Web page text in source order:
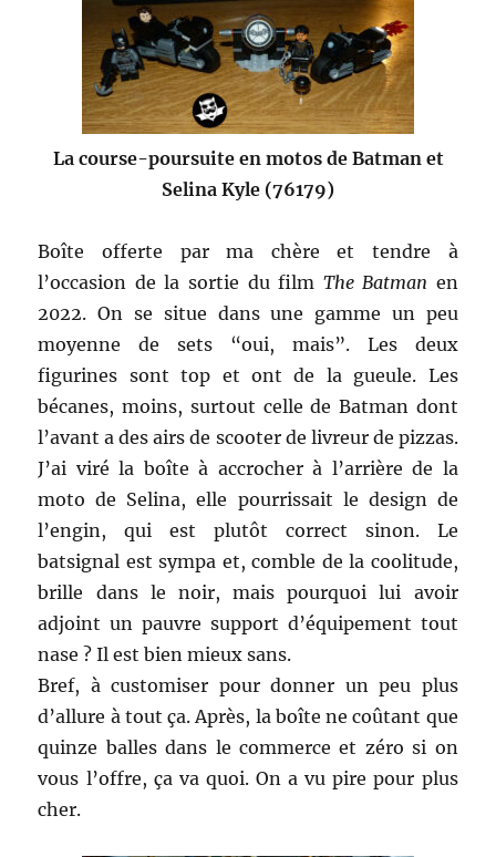
La course-poursuite en motos de Batman et
Selina Kyle (76179)
Boîte offerte par ma chère et tendre à
l’occasion de la sortie du film The Batman en
2022. On se situe dans une gamme un peu
moyenne de sets “oui, mais”. Les deux
figurines sont top et ont de la gueule. Les
bécanes, moins, surtout celle de Batman dont
l’avant a des airs de scooter de livreur de pizzas.
J’ai viré la boîte à accrocher à l’arrière de la
moto de Selina, elle pourrissait le design de
l’engin, qui est plutôt correct sinon. Le
batsignal est sympa et, comble de la coolitude,
brille dans le noir, mais pourquoi lui avoir
adjoint un pauvre support d’équipement tout
nase ? Il est bien mieux sans.
Bref, à customiser pour donner un peu plus
d’allure à tout ça. Après, la boîte ne coûtant que
quinze balles dans le commerce et zéro si on
vous l’offre, ça va quoi. On a vu pire pour plus
cher.